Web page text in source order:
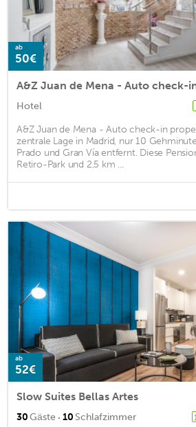
ab
50€
A&Z Juan de Mena - Auto check-
Hotel
A&Z Juan de Mena - Auto check-in
zentrale Lage in Madrid, nur 10
Prado und Gran Vía entfernt. Diese
Retiro-Park und 2,5 km ...
ab
52€
Slow Suites Bellas Artes
30Gäste · 10 Schlafzimmer